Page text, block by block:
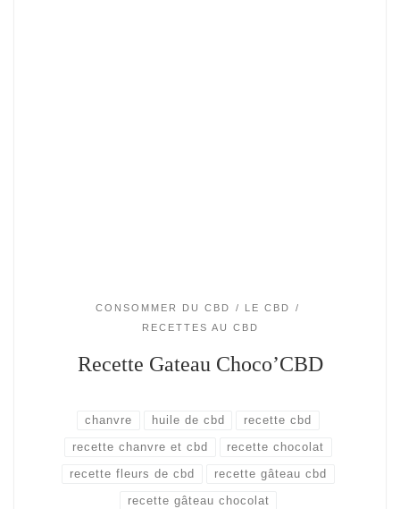
CONSOMMER DU CBD
LE CBD
RECETTES AU CBD
Recette Gateau Choco’CBD
chanvre huile de cbd
recette cbd
recette chanvre et cbd
recette chocolat
recette fleurs de cbd
recette gâteau cbd
recette gâteau chocolat